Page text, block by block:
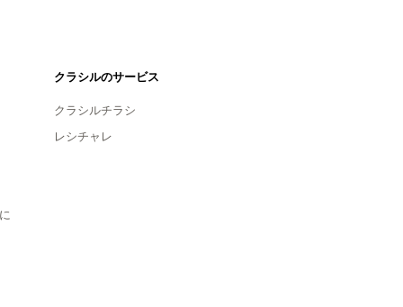
クラシルのサービス
クラシルチラシ
レシチャレ